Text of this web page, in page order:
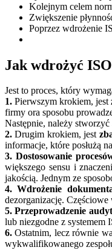
Kolejnym celem
Zwiększenie
Poprzez wdrożenie
Jak wdrożyć
Jest to proces, który
1. Pierwszym krokiem, jest
firmy ora sposobu
Następnie, należy
2.Drugim krokiem, jest
informacje, które posłużą
3. Dostosowanie
większego sensu i
jakością. Jednym ze
4. Wdrożenie
dezorganizację.
5. Przeprowadzenie
lub niezgodne z systemem
6.Ostatnim, lecz równie
wykwalifikowanego